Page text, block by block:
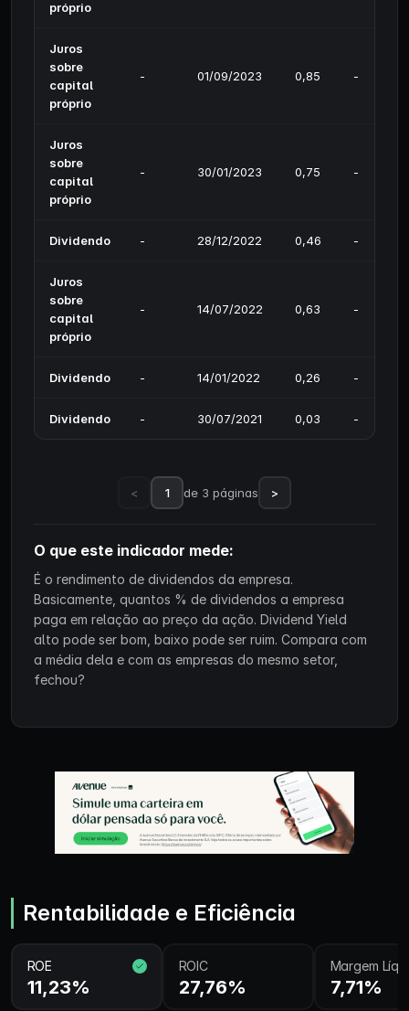
próprio
Juros
sobre
capital
próprio
- 01/09/2023 0,85 -
Juros
sobre
capital
próprio
- 30/01/2023 0,75 -
Dividendo - 28/12/2022 0,46 -
Juros
sobre
capital
próprio
- 14/07/2022 0,63 -
Dividendo - 14/01/2022 0,26 -
Dividendo - 30/07/2021 0,03 -
< 1 de 3 páginas >
O que este indicador mede:
É o rendimento de dividendos da empresa.
Basicamente, quantos % de dividendos a empresa
paga em relação ao preço da ação. Dividend Yield
alto pode ser bom, baixo pode ser ruim. Compara com
a média dela e com as empresas do mesmo setor,
fechou?
Rentabilidade e Eficiência
ROE
11,23%
ROIC
27,76%
Margem
7,71%